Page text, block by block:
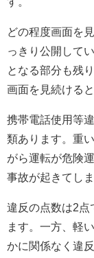
どの程度画面を
っきり公開して
となる部分も残
画面を見続ける
携帯電話使用等
類あります。重
がら運転が危険
事故が起きてし
違反の点数は2点
ます。一方、軽
かに関係なく違